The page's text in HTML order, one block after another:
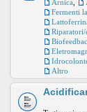
Arnica
Fermenti
Altro